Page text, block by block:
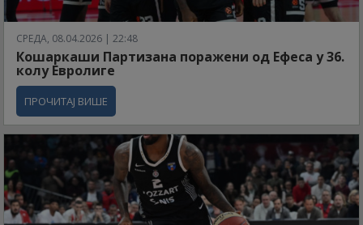
СРЕДА, 08.04.2026 | 22:48
Кошаркаши Партизана поражени од Ефеса у 36.
колу Евролиге
ПРОЧИТАЈ ВИШЕ